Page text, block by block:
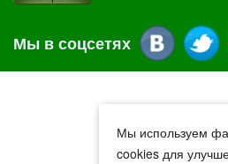
Мы в соцсетях
Мы используем
cookies для